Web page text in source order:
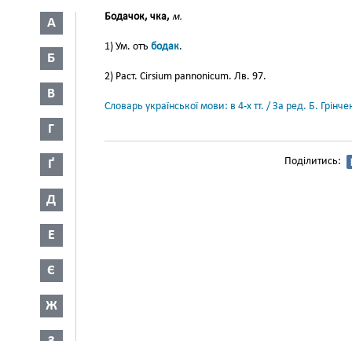
А
Б
В
Г
Ґ
Д
Е
Є
Ж
Бодачок, чка, м.
1) Ум. отъ бодак.
2) Раст. Cirsium pannonicum. Лв. 97.
Словарь української мови: в 4-х тт. / За ред. Б.
Поділитись: